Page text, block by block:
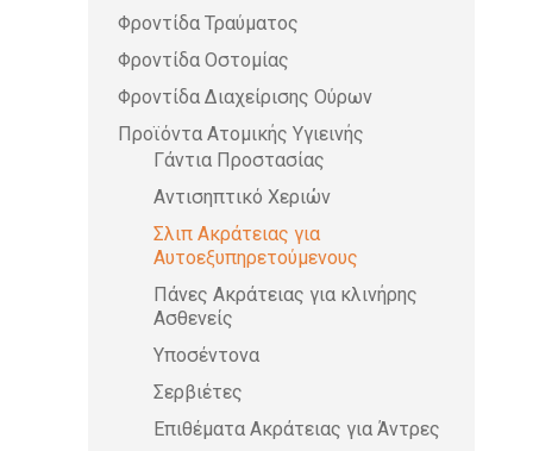
Φροντίδα Τραύματος
Φροντίδα Οστομίας
Φροντίδα Διαχείρισης Ούρων
Προϊόντα Ατομικής Υγιεινής
Γάντια Προστασίας
Αντισηπτικό Χεριών
Σλιπ Ακράτειας για
Αυτοεξυπηρετούμενους
Πάνες Ακράτειας για κλινήρης
Ασθενείς
Υποσέντονα
Σερβιέτες
Επιθέματα Ακράτειας για Άντρες